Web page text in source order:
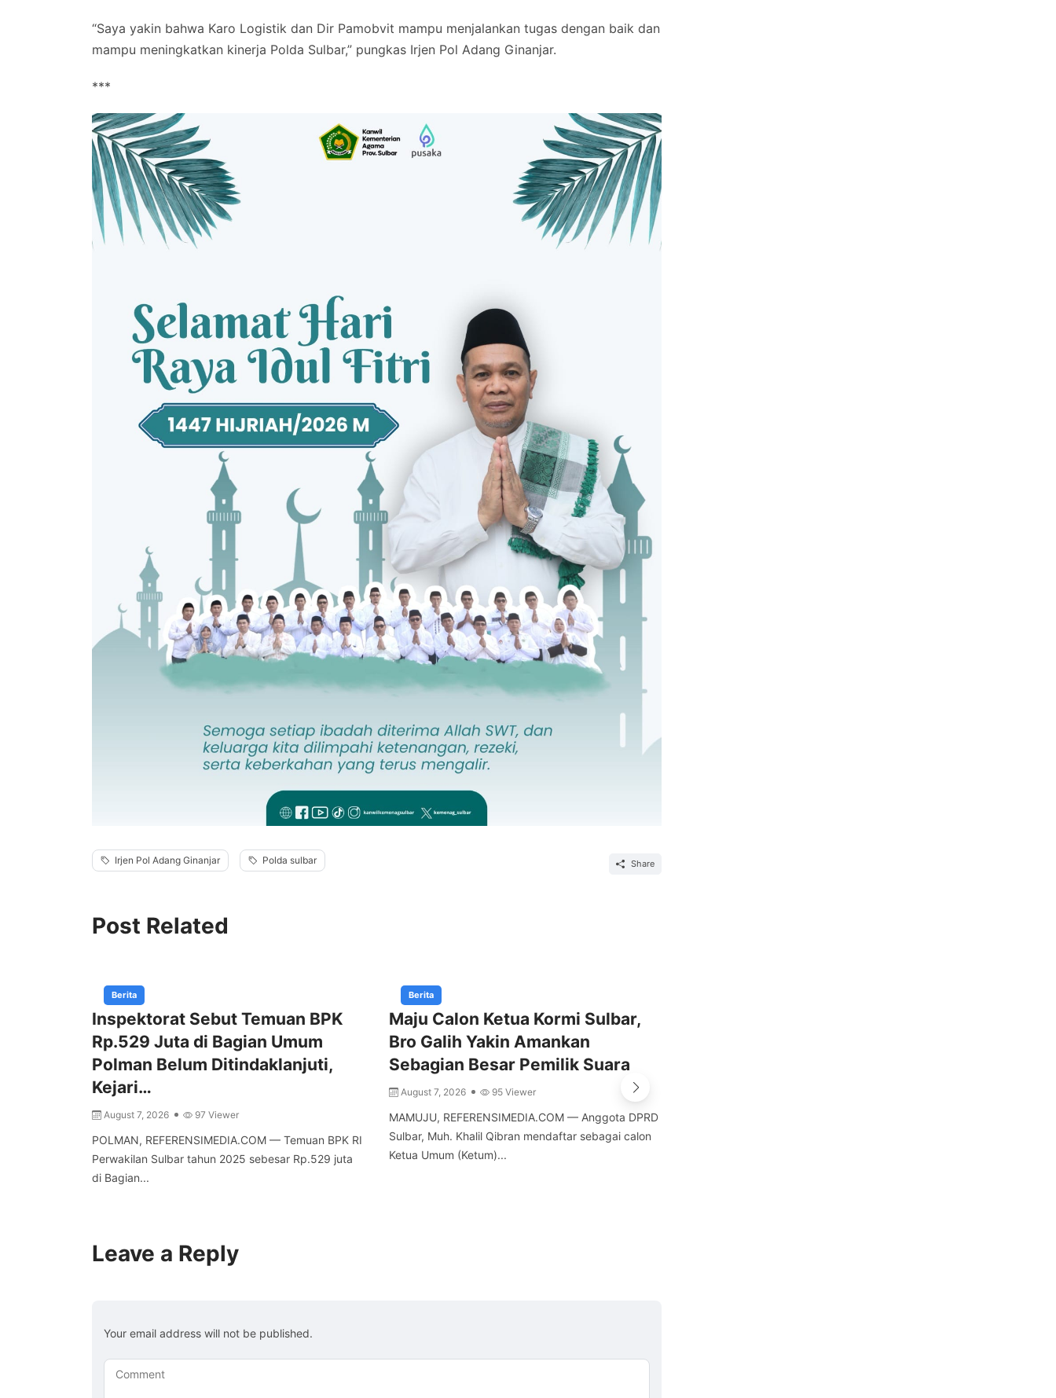
“Saya yakin bahwa Karo Logistik dan Dir Pamobvit mampu menjalankan tugas dengan baik dan
mampu meningkatkan kinerja Polda Sulbar,” pungkas Irjen Pol Adang Ginanjar.
***
Irjen Pol Adang Ginanjar Polda sulbar Share
Post Related
Berita
Inspektorat Sebut Temuan BPK
Rp.529 Juta di Bagian Umum
Polman Belum Ditindaklanjuti,
Kejari…
August 7, 2026 97 Viewer
POLMAN, REFERENSIMEDIA.COM — Temuan BPK RI
Perwakilan Sulbar tahun 2025 sebesar Rp.529 juta
di Bagian...
Berita
Maju Calon Ketua Kormi Sulbar,
Bro Galih Yakin Amankan
Sebagian Besar Pemilik Suara
August 7, 2026 95 Viewer
MAMUJU, REFERENSIMEDIA.COM — Anggota DPRD
Sulbar, Muh. Khalil Qibran mendaftar sebagai calon
Ketua Umum (Ketum)...
Leave a Reply
Your email address will not be published.
Comment